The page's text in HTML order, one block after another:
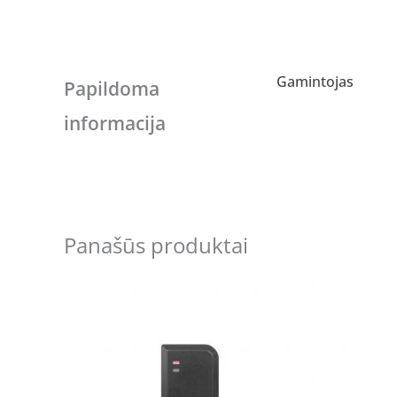
Papildoma
informacija
Gamintojas
Panašūs produktai